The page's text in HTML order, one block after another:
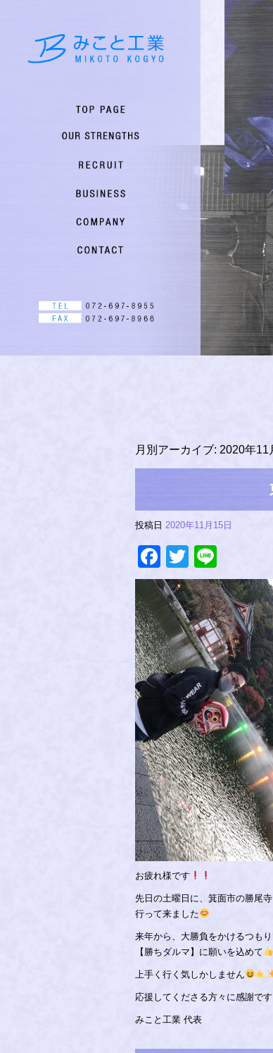
月別アーカイブ: 2020年11
投稿日 2020年11月15日
Facebook
Twitter
お疲れ様です
先日の土曜日に、箕面市の勝尾
行って来ました
来年から、大勝負をかけるつも
【勝ちダルマ】に願いを込めて
上手く行く気しかしません
応援してくださる方々に感謝です
みこと工業 代表